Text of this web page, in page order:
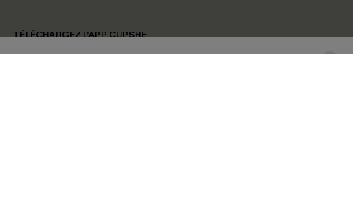
TÉLÉCHARGEZ L’APP CUPSHE